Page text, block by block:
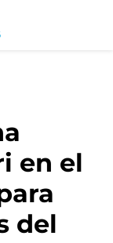
en el
del